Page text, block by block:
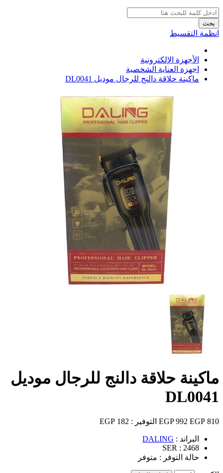
بحث
انظمة التقسيط
الأجهزة الإلكترونية
اجهزة العناية الشخصية
ماكينة حلاقة دالنج للرجال موديل DL0041
ماكينة حلاقة دالنج للرجال موديل
DL0041
810 EGP
992 EGP التوفير : 182 EGP
البراند : DALING
SER : 2468
حالة التوفر : متوفر